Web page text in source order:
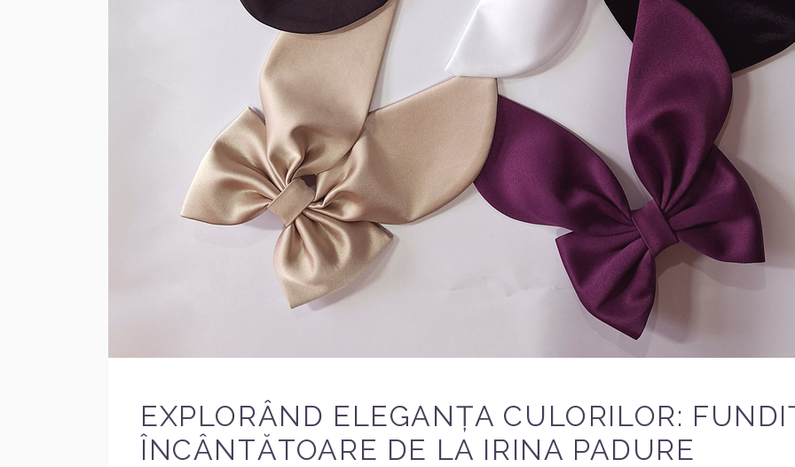
EXPLORÂND ELEGANȚA CULORILOR:
ÎNCÂNTĂTOARE DE LA IRINA PADURE